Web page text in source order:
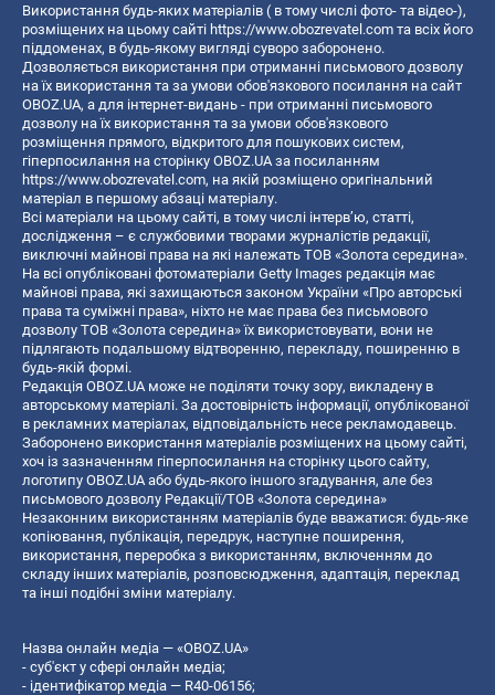
Використання будь-яких матеріалів ( в тому числі фото- та відео-),
розміщених на цьому сайті https://www.obozrevatel.com та всіх його
піддоменах, в будь-якому вигляді суворо заборонено.
Дозволяється використання при отриманні письмового дозволу
на їх використання та за умови обов'язкового посилання на сайт
OBOZ.UA, а для інтернет-видань - при отриманні письмового
дозволу на їх використання та за умови обов'язкового
розміщення прямого, відкритого для пошукових систем,
гіперпосилання на сторінку OBOZ.UA за посиланням
https://www.obozrevatel.com, на якій розміщено оригінальний
матеріал в першому абзаці матеріалу.
Всі матеріали на цьому сайті, в тому числі інтерв’ю, статті,
дослідження – є службовими творами журналістів редакції,
виключні майнові права на які належать ТОВ «Золота середина».
На всі опубліковані фотоматеріали Getty Images редакція має
майнові права, які захищаються законом України «Про авторські
права та суміжні права», ніхто не має права без письмового
дозволу ТОВ «Золота середина» їх використовувати, вони не
підлягають подальшому відтворенню, перекладу, поширенню в
будь-якій формі.
Редакція OBOZ.UA може не поділяти точку зору, викладену в
авторському матеріалі. За достовірність інформації, опублікованої
в рекламних матеріалах, відповідальність несе рекламодавець.
Заборонено використання матеріалів розміщених на цьому сайті,
хоч із зазначенням гіперпосилання на сторінку цього сайту,
логотипу OBOZ.UA або будь-якого іншого згадування, але без
письмового дозволу Редакції/ТОВ «Золота середина»
Незаконним використанням матеріалів буде вважатися: будь-яке
копiювання, публiкацiя, передрук, наступне поширення,
використання, переробка з використанням, включенням до
складу інших матеріалів, розповсюдження, адаптація, переклад
та інші подібні зміни матеріалу.
Назва онлайн медіа — «OBOZ.UA»
- суб'єкт у сфері онлайн медіа;
- ідентифікатор медіа — R40-06156;